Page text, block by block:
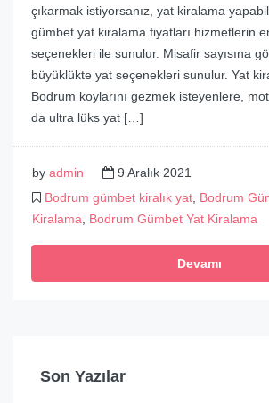
çıkarmak istiyorsanız, yat kiralama
gümbet yat kiralama fiyatları hizmetlerin
seçenekleri ile sunulur. Misafir sayısına
büyüklükte yat seçenekleri sunulur. Yat
Bodrum koylarını gezmek isteyenlere,
da ultra lüks yat […]
by admin
9 Aralık 2021
Bodrum gümbet kiralık yat Bodrum
Kiralama
Bodrum Gümbet Yat Kiralama
Devamı
Son Yazılar